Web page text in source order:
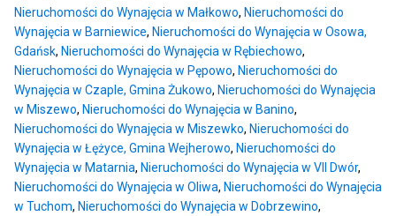
Nieruchomości do Wynajęcia w Małkowo, Nieruchomości do
Wynajęcia w Barniewice, Nieruchomości do Wynajęcia w Osowa,
Gdańsk, Nieruchomości do Wynajęcia w Rębiechowo,
Nieruchomości do Wynajęcia w Pępowo, Nieruchomości do
Wynajęcia w Czaple, Gmina Żukowo, Nieruchomości do Wynajęcia
w Miszewo, Nieruchomości do Wynajęcia w Banino,
Nieruchomości do Wynajęcia w Miszewko, Nieruchomości do
Wynajęcia w Łężyce, Gmina Wejherowo, Nieruchomości do
Wynajęcia w Matarnia, Nieruchomości do Wynajęcia w VII Dwór,
Nieruchomości do Wynajęcia w Oliwa, Nieruchomości do Wynajęcia
w Tuchom, Nieruchomości do Wynajęcia w Dobrzewino,